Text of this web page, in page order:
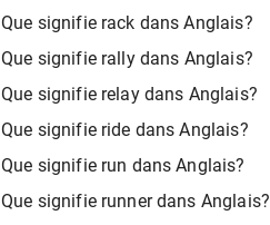
Que signifie rack dans Anglais?
Que signifie rally dans Anglais?
Que signifie relay dans Anglais?
Que signifie ride dans Anglais?
Que signifie run dans Anglais?
Que signifie runner dans Anglais?